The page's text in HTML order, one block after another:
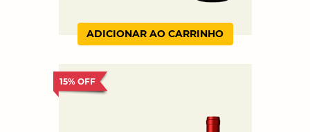
ADICIONAR AO CARRINHO
15% OFF